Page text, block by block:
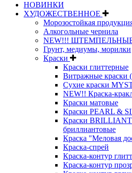
НОВИНКИ
ХУДОЖЕСТВЕННОЕ
Морозостойкая
Алкогольные чернила
NEW!!!
Грунт, медиумы, морилки
Краски
Краски глиттерные
Витражные краски
Сухие краски
NEW!! Краска-
Краски матовые
Краски PEARL
Краски
бриллиантовые
Краска "Меловая
Краска-спрей
Краска-контур
Краска-контур